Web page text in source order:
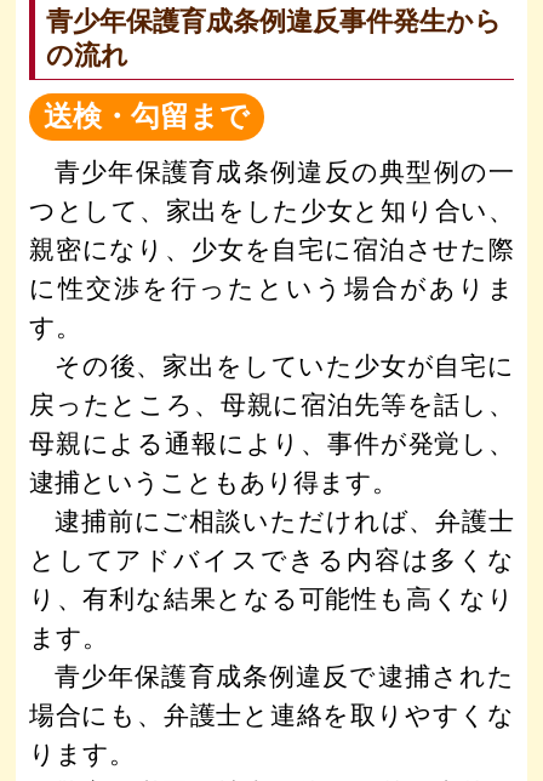
青少年保護育成条例違反事件発生から
の流れ
送検・勾留まで
青少年保護育成条例違反の典型例の一
つとして、家出をした少女と知り合い、
親密になり、少女を自宅に宿泊させた際
に性交渉を行ったという場合がありま
す。
その後、家出をしていた少女が自宅に
戻ったところ、母親に宿泊先等を話し、
母親による通報により、事件が発覚し、
逮捕ということもあり得ます。
逮捕前にご相談いただければ、弁護士
としてアドバイスできる内容は多くな
り、有利な結果となる可能性も高くなり
ます。
青少年保護育成条例違反で逮捕された
場合にも、弁護士と連絡を取りやすくな
ります。